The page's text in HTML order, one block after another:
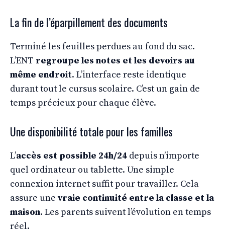
La fin de l’éparpillement des documents
Terminé les feuilles perdues au fond du sac.
L’ENT regroupe les notes et les devoirs au
même endroit. L’interface reste identique
durant tout le cursus scolaire. C’est un gain de
temps précieux pour chaque élève.
Une disponibilité totale pour les familles
L’accès est possible 24h/24 depuis n’importe
quel ordinateur ou tablette. Une simple
connexion internet suffit pour travailler. Cela
assure unevraie continuité entre la classe et la
maison. Les parents suivent l’évolution en temps
réel.